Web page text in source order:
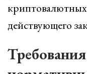
действующего